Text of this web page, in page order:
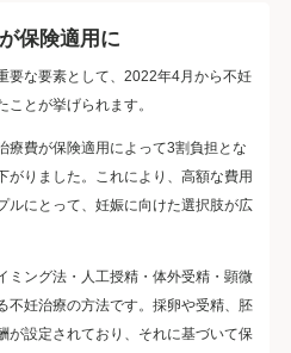
保険適用に
要な要素として、2022年4月から不妊
とが挙げられます。
療費が保険適用によって3割負担とな
がりました。これにより、高額な費用
ルにとって、妊娠に向けた選択肢が広
ミング法・人工授精・体外受精・顕微
不妊治療の方法です。採卵や受精、胚
が設定されており、それに基づいて保